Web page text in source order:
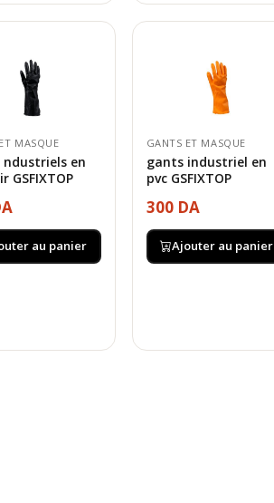
MASQUE
en
GSFIXTOP
au panier
GANTS ET MASQUE
gants industriel en
pvc GSFIXTOP
300 DA
Ajouter au panier